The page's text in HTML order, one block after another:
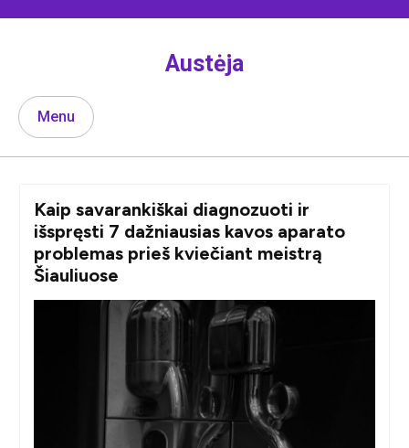
Austėja
Menu
Kaip savarankiškai diagnozuoti ir
išspręsti 7 dažniausias kavos aparato
problemas prieš kviečiant meistrą
Šiauliuose